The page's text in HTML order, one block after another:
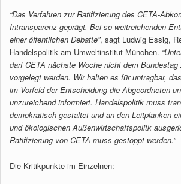
“Das Verfahren zur Ratifizierung des CETA-
Intransparenz geprägt. Bei so weitreichenden
einer öffentlichen Debatte”, sagt Ludwig Essig,
Handelspolitik am Umweltinstitut München.
darf CETA nächste Woche nicht dem
vorgelegt werden. Wir halten es für untragbar,
im Vorfeld der Entscheidung die Abgeordneten
unzureichend informiert. Handelspolitik muss
demokratisch gestaltet und an den Leitplanken
und ökologischen Außenwirtschaftspolitk
Ratifizierung von CETA muss gestoppt werden.”
Die Kritikpunkte im Einzelnen: